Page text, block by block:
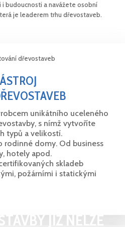
JIŽ NELZE
budoucnosti a navážete osobní
je leaderem trhu dřevostaveb.
unikátního uceleného
s nímž vytvoříte
typů a velikostí.
rodinné domy. Od business
hotely apod.
skladeb
požárními i statickými